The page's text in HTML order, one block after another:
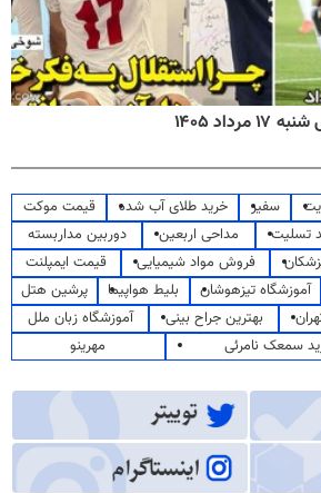
۱۴۰۵
سفیر خرید طلای آب شده
قیمت موکت
تسلیت مداحی اربعین
دوربین مداربسته
فروش مواد شیمیایی
قیمت ایمپلنت
آموزشگاه تیزهوشان بلیط هواپیما
پرشین هتل
بهترین جراح بینی
آموزشگاه زبان ملل
سمعک نامرئی
مهرینو